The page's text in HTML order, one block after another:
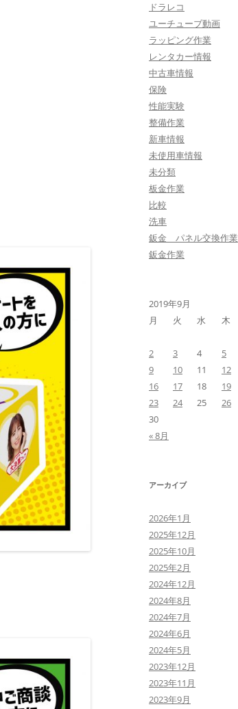
ドラレコ
ユーチューブ動画
ラッピング作業
レンタカー情報
中古車情報
保険
性能実験
整備作業
新車情報
未使用車情報
未分類
板金作業
比較
洗車
鈑金 パネル交換作業
鈑金作業
2019年9月
月
火 水 木
2
3 4 5
9
10 11 12
16
17 18 19
23
24 25 26
30
« 8月
アーカイブ
2026年1月
2025年12月
2025年10月
2025年2月
2024年12月
2024年8月
2024年7月
2024年6月
2024年5月
2023年12月
2023年11月
2023年9月